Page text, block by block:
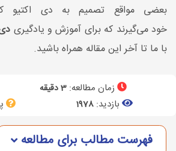
بعضی مواقع تصمیم به دی اکتیو
خود می‌گیرند که برای آموزش و یادگیری
با ما تا آخر این مقاله همراه باشید.
زمان مطالعه: 3 دقیقه
بازدید: 1978
فهرست مطالب برای مطالعه